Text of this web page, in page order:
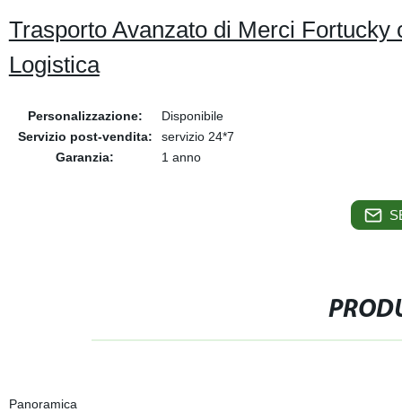
Trasporto Avanzato di Merci
Logistica
Personalizzazione:
Disponibile
Servizio post-vendita:
servizio 24*7
Garanzia:
1 anno
Panoramica